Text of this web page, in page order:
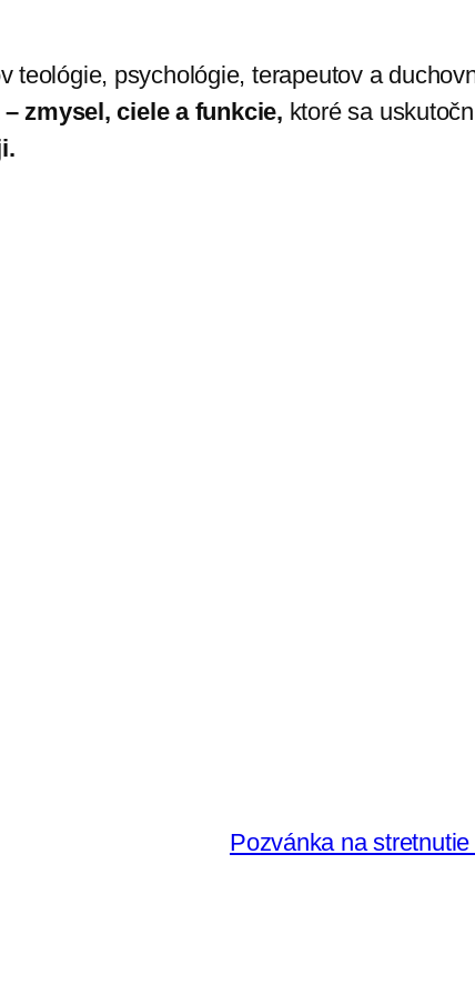
teológie, psychológie, terapeutov a
zmysel, ciele a funkcie, ktoré sa
Pozvánka na